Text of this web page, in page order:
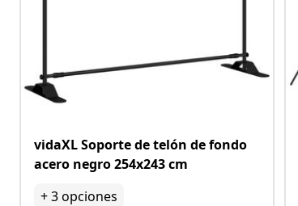
vidaXL Soporte de telón de fondo
acero negro 254x243 cm
+3opciones